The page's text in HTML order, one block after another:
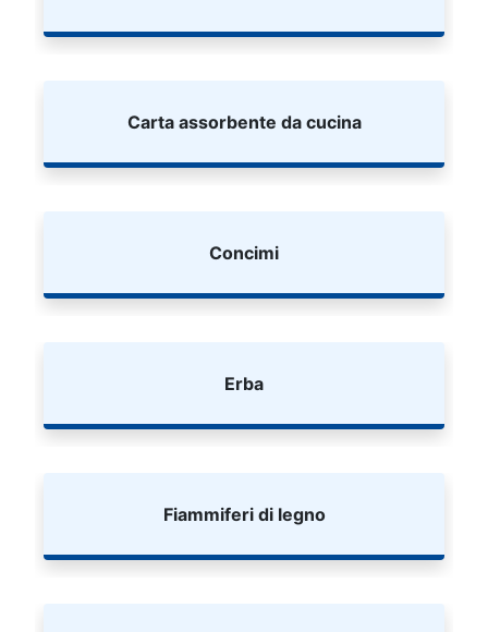
Carta assorbente da cucina
Concimi
Erba
Fiammiferi di legno